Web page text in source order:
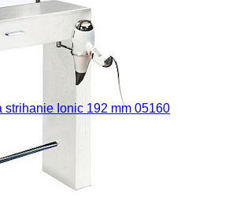
strihanie Ionic 192 mm 05160